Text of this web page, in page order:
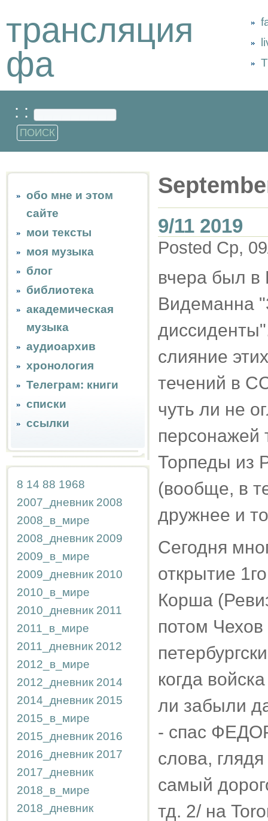
трансляция
фа
: :
обо мне и этом
сайте
мои тексты
моя музыка
блог
библиотека
академическая
музыка
аудиоархив
хронология
Телеграм: книги
списки
ссылки
8 14 88 1968
2007_дневник 2008
2008_в_мире
2008_дневник 2009
2009_в_мире
2009_дневник 2010
2010_в_мире
2010_дневник 2011
2011_в_мире
2011_дневник 2012
2012_в_мире
2012_дневник 2014
2014_дневник 2015
2015_в_мире
2015_дневник 2016
2016_дневник 2017
2017_дневник
2018_в_мире
2018_дневник
9/11 2019
Posted Ср,
вчера был в
Видеманна
слияние
течений в
чуть ли не
персонажей
Торпеды из
(вообще, в
дружнее и
Сегодня
открытие
Корша
потом Чехов
когда
ли забыли
- спас
слова,
самый
тд. 2/ на